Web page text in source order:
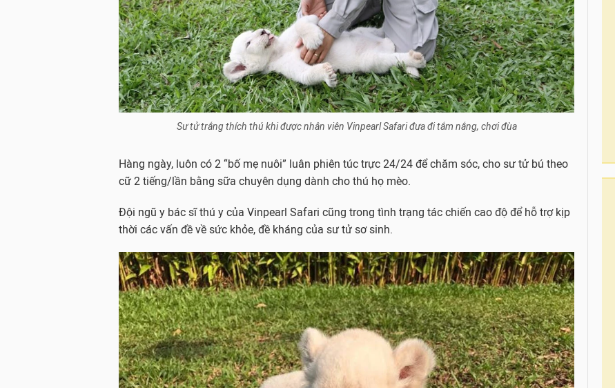
Sư tử trắng thích thú khi được nhân viên Vinpearl Safari đưa đi tắm nắng, chơi đùa
Hàng ngày, luôn có 2 “bố mẹ nuôi” luân phiên túc trực 24/24 để chăm sóc, cho sư tử bú theo
cữ 2 tiếng/lần bằng sữa chuyên dụng dành cho thú họ mèo.
Đội ngũ y bác sĩ thú y của Vinpearl Safari cũng trong tình trạng tác chiến cao độ để hỗ trợ kịp
thời các vấn đề về sức khỏe, đề kháng của sư tử sơ sinh.